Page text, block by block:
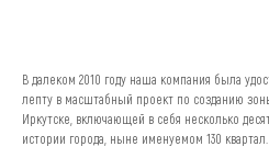
В далеком 2010 году наша компания была
лепту в масштабный проект по созданию
Иркутске, включающей в себя несколько
истории города, ныне именуемом 130 квартал.